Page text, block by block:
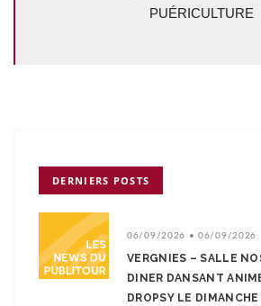
PUÉRICULTURE
DERNIERS POSTS
06/09/2026 • 06/09/2026
VERGNIES – SALLE
DINER DANSANT
DROPSY LE